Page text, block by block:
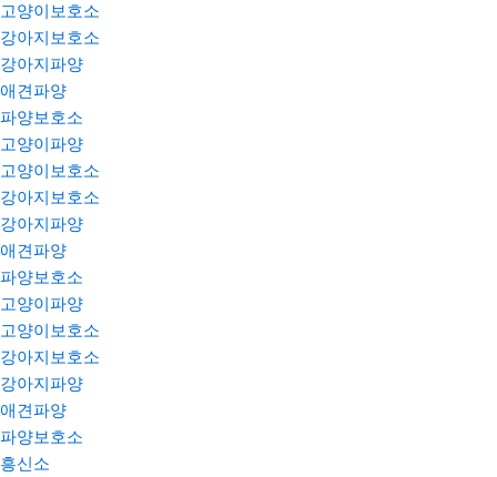
고양이보호소
강아지보호소
강아지파양
애견파양
파양보호소
고양이파양
고양이보호소
강아지보호소
강아지파양
애견파양
파양보호소
고양이파양
고양이보호소
강아지보호소
강아지파양
애견파양
파양보호소
흥신소